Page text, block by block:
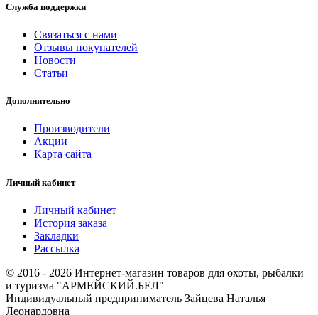
Служба поддержки
Связаться с нами
Отзывы покупателей
Новости
Статьи
Дополнительно
Производители
Акции
Карта сайта
Личный кабинет
Личный кабинет
История заказа
Закладки
Рассылка
© 2016 - 2026 Интернет-магазин товаров для охоты, рыбалки
и туризма "АРМЕЙСКИЙ.БЕЛ"
Индивидуальный предприниматель Зайцева Наталья
Леонардовна